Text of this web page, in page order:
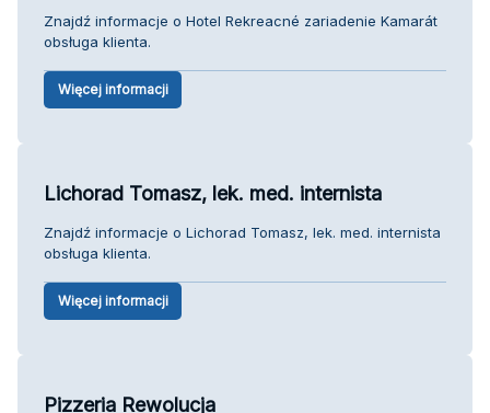
Znajdź informacje o Hotel Rekreacné zariadenie Kamarát
obsługa klienta.
Więcej informacji
Lichorad Tomasz, lek. med. internista
Znajdź informacje o Lichorad Tomasz, lek. med. internista
obsługa klienta.
Więcej informacji
Pizzeria Rewolucja